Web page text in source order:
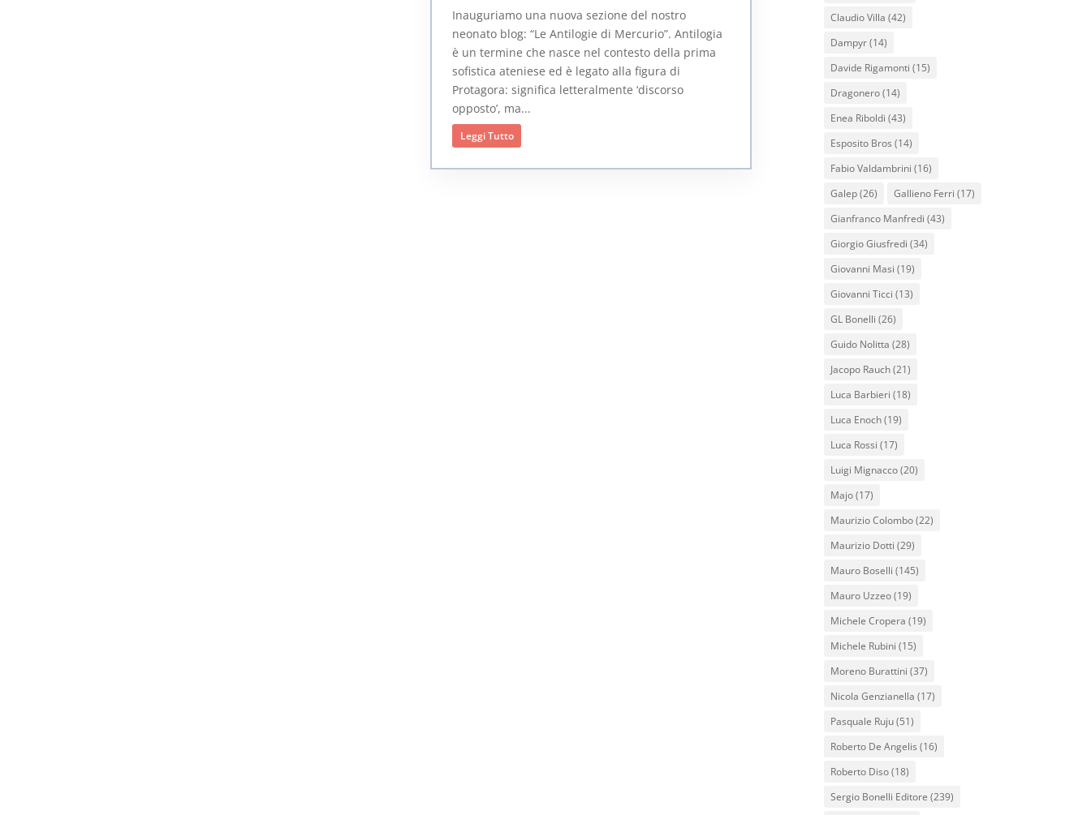
Inauguriamo una nuova sezione del nostro
neonato blog: “Le Antilogie di Mercurio”. Antilogia
è un termine che nasce nel contesto della prima
sofistica ateniese ed è legato alla figura di
Protagora: significa letteralmente ‘discorso
opposto’, ma...
Leggi Tutto
Claudio Villa (42)
Dampyr(14)
Davide Rigamonti (15)
Dragonero(14)
Enea Riboldi (43)
Esposito Bros (14)
Fabio Valdambrini (16)
Galep(26) Gallieno Ferri (17)
Gianfranco Manfredi (43)
Giorgio Giusfredi (34)
Giovanni Masi (19)
Giovanni Ticci (13)
GL Bonelli (26)
Guido Nolitta (28)
Jacopo Rauch(21)
Luca Barbieri (18)
Luca Enoch(19)
Luca Rossi (17)
Luigi Mignacco(20)
Majo(17)
Maurizio Colombo(22)
Maurizio Dotti (29)
Mauro Boselli (145)
Mauro Uzzeo(19)
Michele Cropera (19)
Michele Rubini (15)
Moreno Burattini (37)
Nicola Genzianella (17)
Pasquale Ruju(51)
Roberto De Angelis (16)
Roberto Diso(18)
Sergio Bonelli Editore (239)